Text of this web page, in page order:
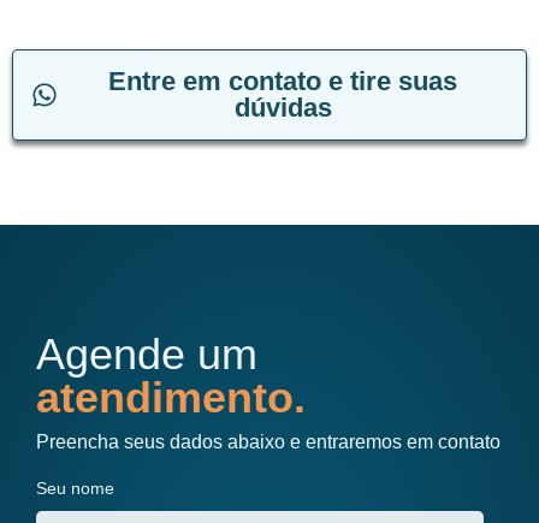
Entre em contato e tire suas
dúvidas
Agende um
atendimento.
Preencha seus dados abaixo e entraremos em contato
Seu nome